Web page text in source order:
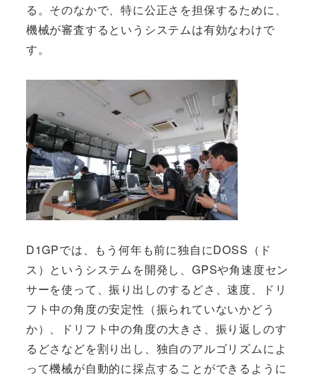
る。そのなかで、特に公正さを担保するために、
機械が審査するというシステムは有効なわけで
す。
D1GPでは、もう何年も前に独自にDOSS（ド
ス）というシステムを開発し、GPSや角速度セン
サーを使って、振り出しのするどさ、速度、ドリ
フト中の角度の安定性（振られていないかどう
か）、ドリフト中の角度の大きさ、振り返しのす
るどさなどを割り出し、独自のアルゴリズムによ
って機械が自動的に採点することができるように